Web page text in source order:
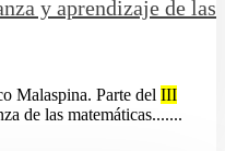
y aprendizaje de las
Malaspina. Parte del III
de las matemáticas.......